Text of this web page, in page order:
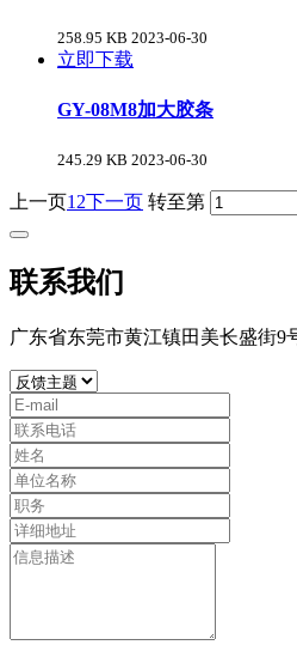
258.95 KB 2023-06-30
立即下载
GY-08M8加大胶条
245.29 KB 2023-06-30
上一页1 2下一页 转至第
联系我们
广东省东莞市黄江镇田美长盛街9